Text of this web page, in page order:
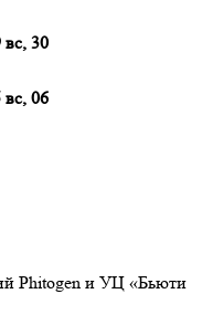
вс, 30
вс, 06
Phitogen и УЦ «Бьюти